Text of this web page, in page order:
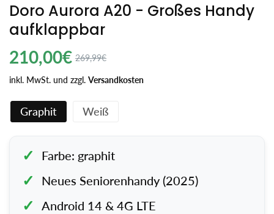
Doro Aurora A20 - Großes Handy
aufklappbar
Regulärer
210,00€Angebotspreis
269,99€
inkl. MwSt. und zzgl. Versandkosten
Graphit Weiß
Farbe: graphit
Neues Seniorenhandy (2025)
Android 14 & 4G LTE